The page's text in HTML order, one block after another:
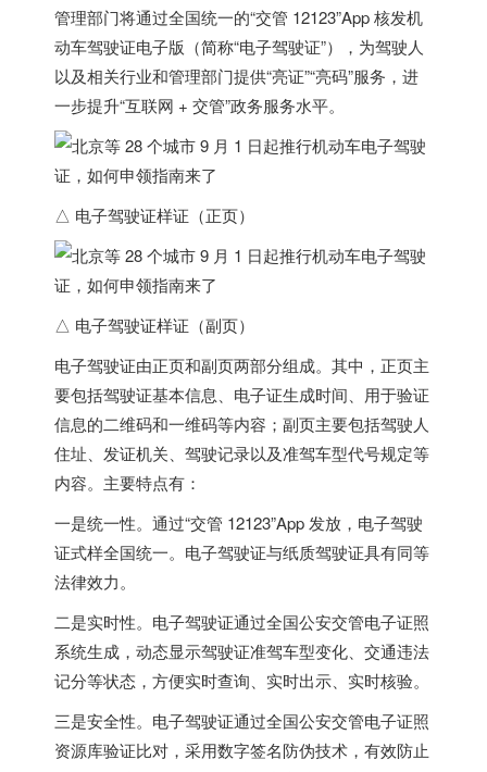
管理部门将通过全国统一的“交管 12123”App 核发机
动车驾驶证电子版（简称“电子驾驶证”）
，为驾驶人
以及相关行业和管理部门提供“亮证”“亮码”服务，进
一步提升“互联网 + 交管”政务服务水平。
△ 电子驾驶证样证（正页）
△ 电子驾驶证样证（副页）
电子驾驶证由正页和副页两部分组成。其中，正页主
要包括驾驶证基本信息、电子证生成时间、用于验证
信息的二维码和一维码等内容；副页主要包括驾驶人
住址、发证机关、驾驶记录以及准驾车型代号规定等
内容。主要特点有：
一是统一性。通过“交管 12123”App 发放，电子驾驶
证式样全国统一。电子驾驶证与纸质驾驶证具有同等
法律效力。
二是实时性。电子驾驶证通过全国公安交管电子证照
系统生成，动态显示驾驶证准驾车型变化、交通违法
记分等状态，方便实时查询、实时出示、实时核验。
三是安全性。电子驾驶证通过全国公安交管电子证照
资源库验证比对，采用数字签名防伪技术，有效防止